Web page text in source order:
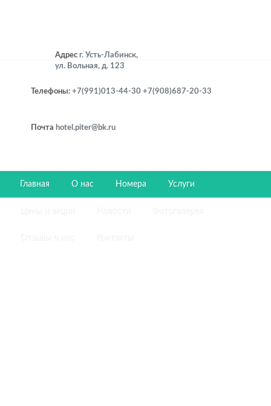
Адрес г. Усть-Лабинск,
ул. Вольная, д. 123
Телефоны: ‪+7(991)013-44-30‬ +7(908)687-20-33
Почта hotel.piter@bk.ru
Главная О нас Номера Услуги
Добро
пожаловать в